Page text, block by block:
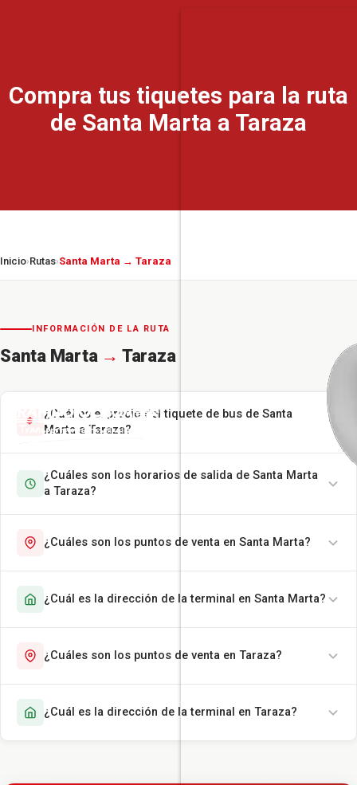
Compra tus tiquetes para la ruta
de Santa Marta a Taraza
Inicio›Rutas›Santa Marta → Taraza
INFORMACIÓN DE LA RUTA
Santa Marta → Taraza
¿Cuál es el precio del tiquete de bus de Santa
Marta a Taraza?
¿Cuáles son los horarios de salida de Santa Marta
a Taraza?
¿Cuáles son los puntos de venta en Santa Marta?
¿Cuál es la dirección de la terminal en Santa Marta?
¿Cuáles son los puntos de venta en Taraza?
¿Cuál es la dirección de la terminal en Taraza?